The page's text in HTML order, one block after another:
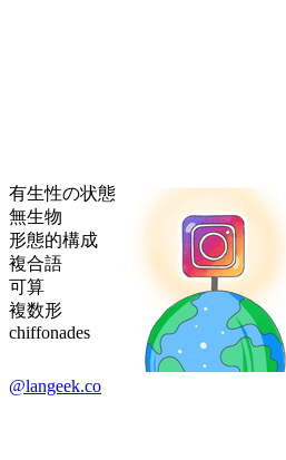
有生性の状態
無生物
形態的構成
複合語
可算
複数形
chiffonades
@langeek.co